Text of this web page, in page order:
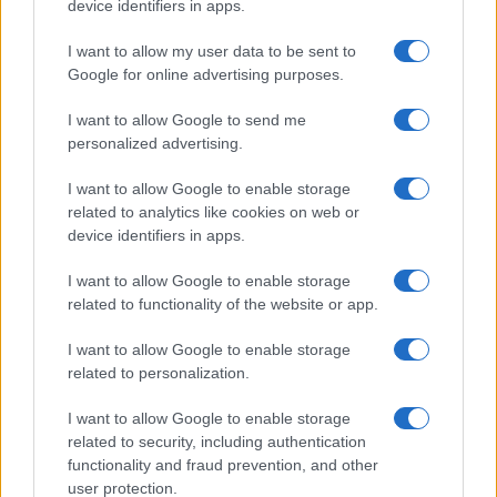
device identifiers in apps.
I want to allow my user data to be sent to
Google for online advertising purposes.
I want to allow Google to send me
personalized advertising.
I want to allow Google to enable storage
related to analytics like cookies on web or
device identifiers in apps.
I want to allow Google to enable storage
related to functionality of the website or app.
I want to allow Google to enable storage
related to personalization.
I want to allow Google to enable storage
related to security, including authentication
functionality and fraud prevention, and other
user protection.
Commercio internazionale: l’incidente
della nave Ever Given
diAlessandro G. Fuso
29 Marzo 2021, 16:11
FINANZA